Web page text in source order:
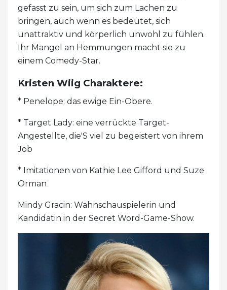
gefasst zu sein, um sich zum Lachen zu
bringen, auch wenn es bedeutet, sich
unattraktiv und körperlich unwohl zu fühlen.
Ihr Mangel an Hemmungen macht sie zu
einem Comedy-Star.
Kristen Wiig Charaktere:
* Penelope: das ewige Ein-Obere.
* Target Lady: eine verrückte Target-
Angestellte, die'S viel zu begeistert von ihrem
Job
* Imitationen von Kathie Lee Gifford und Suze
Orman
Mindy Gracin: Wahnschauspielerin und
Kandidatin in der Secret Word-Game-Show.